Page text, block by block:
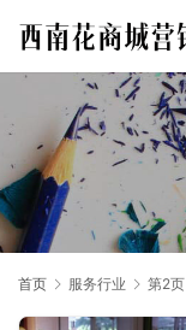
首页 服务行业 第2页